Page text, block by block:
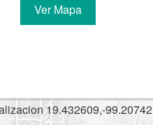
Ver Mapa
19.432609,-99.20742